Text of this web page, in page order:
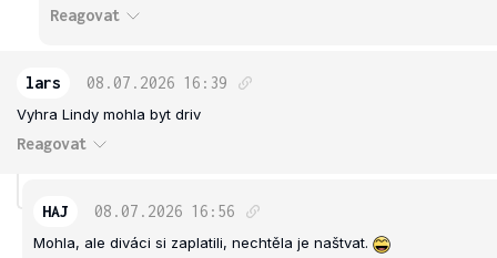
Reagovat
lars 08.07.2026 16:39
Vyhra Lindy mohla byt driv
Reagovat
HAJ 08.07.2026 16:56
Mohla, ale diváci si zaplatili, nechtěla je naštvat.